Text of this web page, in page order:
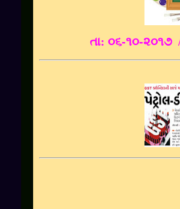
તા: ૦૬-૧૦-૨૦૧૭